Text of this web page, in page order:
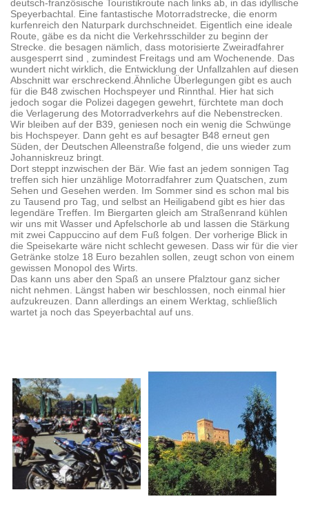
deutsch-französische Touristikroute nach links ab, in das idyllische
Speyerbachtal. Eine fantastische Motorradstrecke, die enorm
kurfenreich den Naturpark durchschneidet. Eigentlich eine ideale
Route, gäbe es da nicht die Verkehrsschilder zu beginn der
Strecke. die besagen nämlich, dass motorisierte Zweiradfahrer
ausgesperrt sind , zumindest Freitags und am Wochenende. Das
wundert nicht wirklich, die Entwicklung der Unfallzahlen auf diesen
Abschnitt war erschreckend.Ähnliche Überlegungen gibt es auch
für die B48 zwischen Hochspeyer und Rinnthal. Hier hat sich
jedoch sogar die Polizei dagegen gewehrt, fürchtete man doch
die Verlagerung des Motorradverkehrs auf die Nebenstrecken.
Wir bleiben auf der B39, geniesen noch ein wenig die Schwünge
bis Hochspeyer. Dann geht es auf besagter B48 erneut gen
Süden, der Deutschen Alleenstraße folgend, die uns wieder zum
Johanniskreuz bringt.
Dort steppt inzwischen der Bär. Wie fast an jedem sonnigen Tag
treffen sich hier unzählige Motorradfahrer zum Quatschen, zum
Sehen und Gesehen werden. Im Sommer sind es schon mal bis
zu Tausend pro Tag, und selbst an Heiligabend gibt es hier das
legendäre Treffen. Im Biergarten gleich am Straßenrand kühlen
wir uns mit Wasser und Apfelschorle ab und lassen die Stärkung
mit zwei Cappuccino auf dem Fuß folgen. Der vorherige Blick in
die Speisekarte wäre nicht schlecht gewesen. Dass wir für die vier
Getränke stolze 18 Euro bezahlen sollen, zeugt schon von einem
gewissen Monopol des Wirts.
Das kann uns aber den Spaß an unsere Pfalztour ganz sicher
nicht nehmen. Längst haben wir beschlossen, noch einmal hier
aufzukreuzen. Dann allerdings an einem Werktag, schließlich
wartet ja noch das Speyerbachtal auf uns.